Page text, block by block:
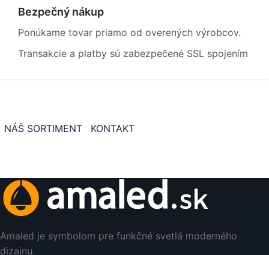
Bezpečný nákup
Ponúkame tovar priamo od overených výrobcov.
Transakcie a platby sú zabezpečené SSL spojením
NÁŠ SORTIMENT KONTAKT
Amaled je symbolom pre funkčné svetlá moderného
dizajnu.